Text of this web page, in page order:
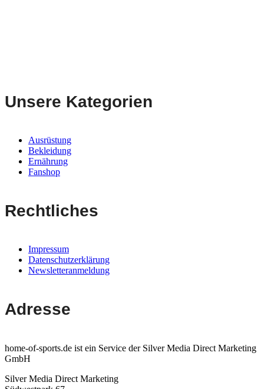
Unsere Kategorien
Ausrüstung
Bekleidung
Ernährung
Fanshop
Rechtliches
Impressum
Datenschutzerklärung
Newsletteranmeldung
Adresse
home-of-sports.de ist ein Service der Silver Media Direct Marketing
GmbH
Silver Media Direct Marketing